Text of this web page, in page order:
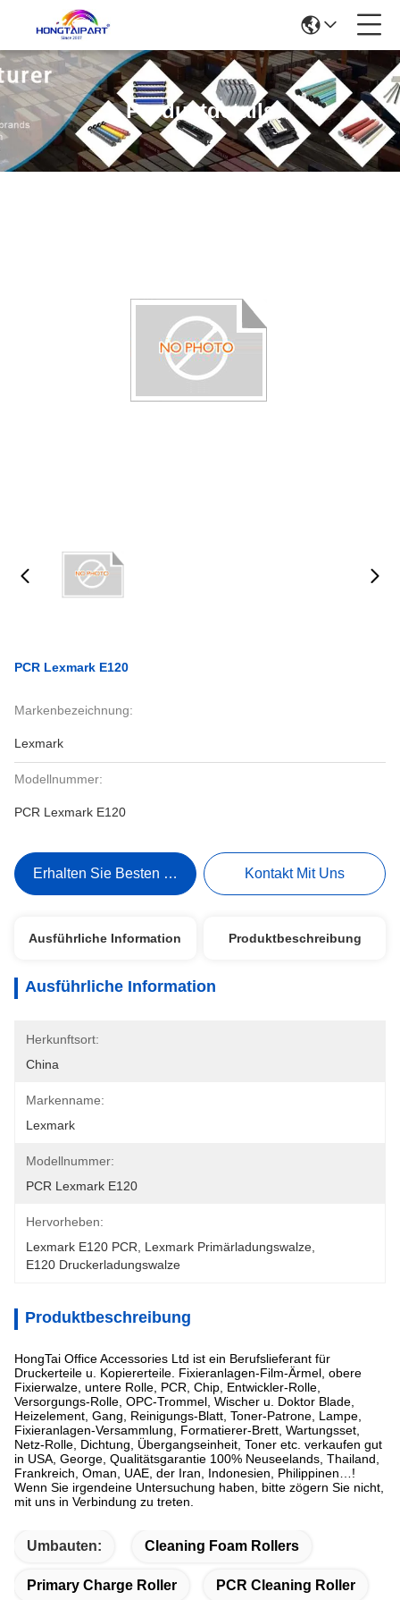
Produktdetails
PCR Lexmark E120
Markenbezeichnung:
Lexmark
Modellnummer:
PCR Lexmark E120
Erhalten Sie Besten Preis Kontakt Mit Uns
Ausführliche Information Produktbeschreibung
Ausführliche Information
Herkunftsort:
China
Markenname:
Lexmark
Modellnummer:
PCR Lexmark E120
Hervorheben:
Lexmark E120 PCR
Lexmark Primärladungswalze
E120 Druckerladungswalze
Produktbeschreibung
HongTai Office Accessories Ltd ist ein Berufslieferant für
Druckerteile u. Kopiererteile. Fixieranlagen-Film-Ärmel, obere
Fixierwalze, untere Rolle, PCR, Chip, Entwickler-Rolle,
Versorgungs-Rolle, OPC-Trommel, Wischer u. Doktor Blade,
Heizelement, Gang, Reinigungs-Blatt, Toner-Patrone, Lampe,
Fixieranlagen-Versammlung, Formatierer-Brett, Wartungsset,
Netz-Rolle, Dichtung, Übergangseinheit, Toner etc. verkaufen gut
in USA, George, Qualitätsgarantie 100% Neuseelands, Thailand,
Frankreich, Oman, UAE, der Iran, Indonesien, Philippinen…!
Wenn Sie irgendeine Untersuchung haben, bitte zögern Sie nicht,
mit uns in Verbindung zu treten.
Umbauten: Cleaning Foam Rollers
Primary Charge Roller PCR Cleaning Roller